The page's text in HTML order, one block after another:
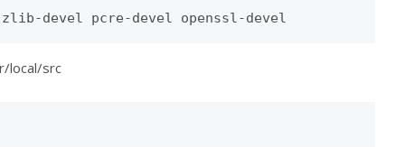
devel pcre-devel openssl-devel
local/src